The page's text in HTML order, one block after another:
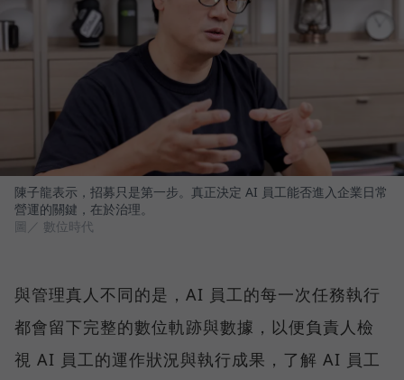
陳子龍表示，招募只是第一步。真正決定 AI 員工能否進入企業日常
營運的關鍵，在於治理。
圖／ 數位時代
與管理真人不同的是，AI 員工的每一次任務執行
都會留下完整的數位軌跡與數據，以便負責人檢
視 AI 員工的運作狀況與執行成果，了解 AI 員工